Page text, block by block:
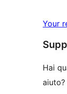
Your
Hai
aiuto?